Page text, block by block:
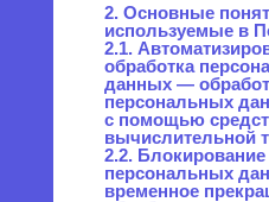
по сетевому адресу
promo.positron.pro.
2.4. Информационная система
персональных данных —
совокупность содержащихся
в базах данных персональных
данных, и обеспечивающих
их обработку
информационных технологий
и технических средств.
2.5. Обезличивание
персональных данных —
действия, в результате
которых невозможно
определить без